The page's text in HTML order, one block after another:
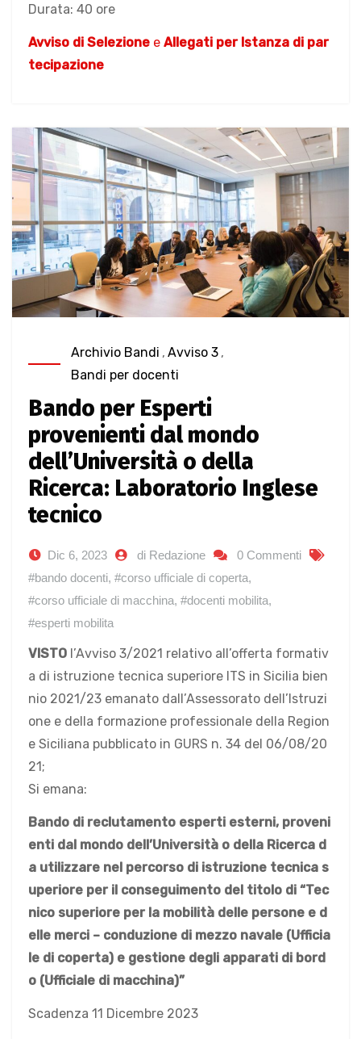
Durata: 40 ore
Avviso di Selezione e Allegati per Istanza di par
tecipazione
Archivio Bandi , Avviso 3 ,
Bandi per docenti
Bando per Esperti
provenienti dal mondo
dell’Università o della
Ricerca: Laboratorio Inglese
tecnico
Dic 6, 2023 di Redazione
0 Commenti
#bando docenti, #corso ufficiale di coperta,
#corso ufficiale di macchina, #docenti mobilita,
#esperti mobilita
VISTO l’Avviso 3/2021 relativo all’offerta formativ
a di istruzione tecnica superiore ITS in Sicilia bien
nio 2021/23 emanato dall’Assessorato dell’Istruzi
one e della formazione professionale della Region
e Siciliana pubblicato in GURS n. 34 del 06/08/20
21;
Si emana:
Bando di reclutamento esperti esterni, proveni
enti dal mondo dell’Università o della Ricerca d
a utilizzare nel percorso di istruzione tecnica s
uperiore per il conseguimento del titolo di “Tec
nico superiore per la mobilità delle persone e d
elle merci – conduzione di mezzo navale (Ufficia
le di coperta) e gestione degli apparati di bord
o (Ufficiale di macchina)”
Scadenza 11 Dicembre 2023